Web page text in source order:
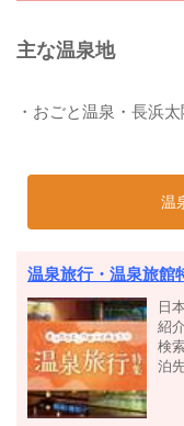
主な温泉地
・おごと温泉・長浜
温
温泉旅行・温泉旅館
日
紹
検
泊